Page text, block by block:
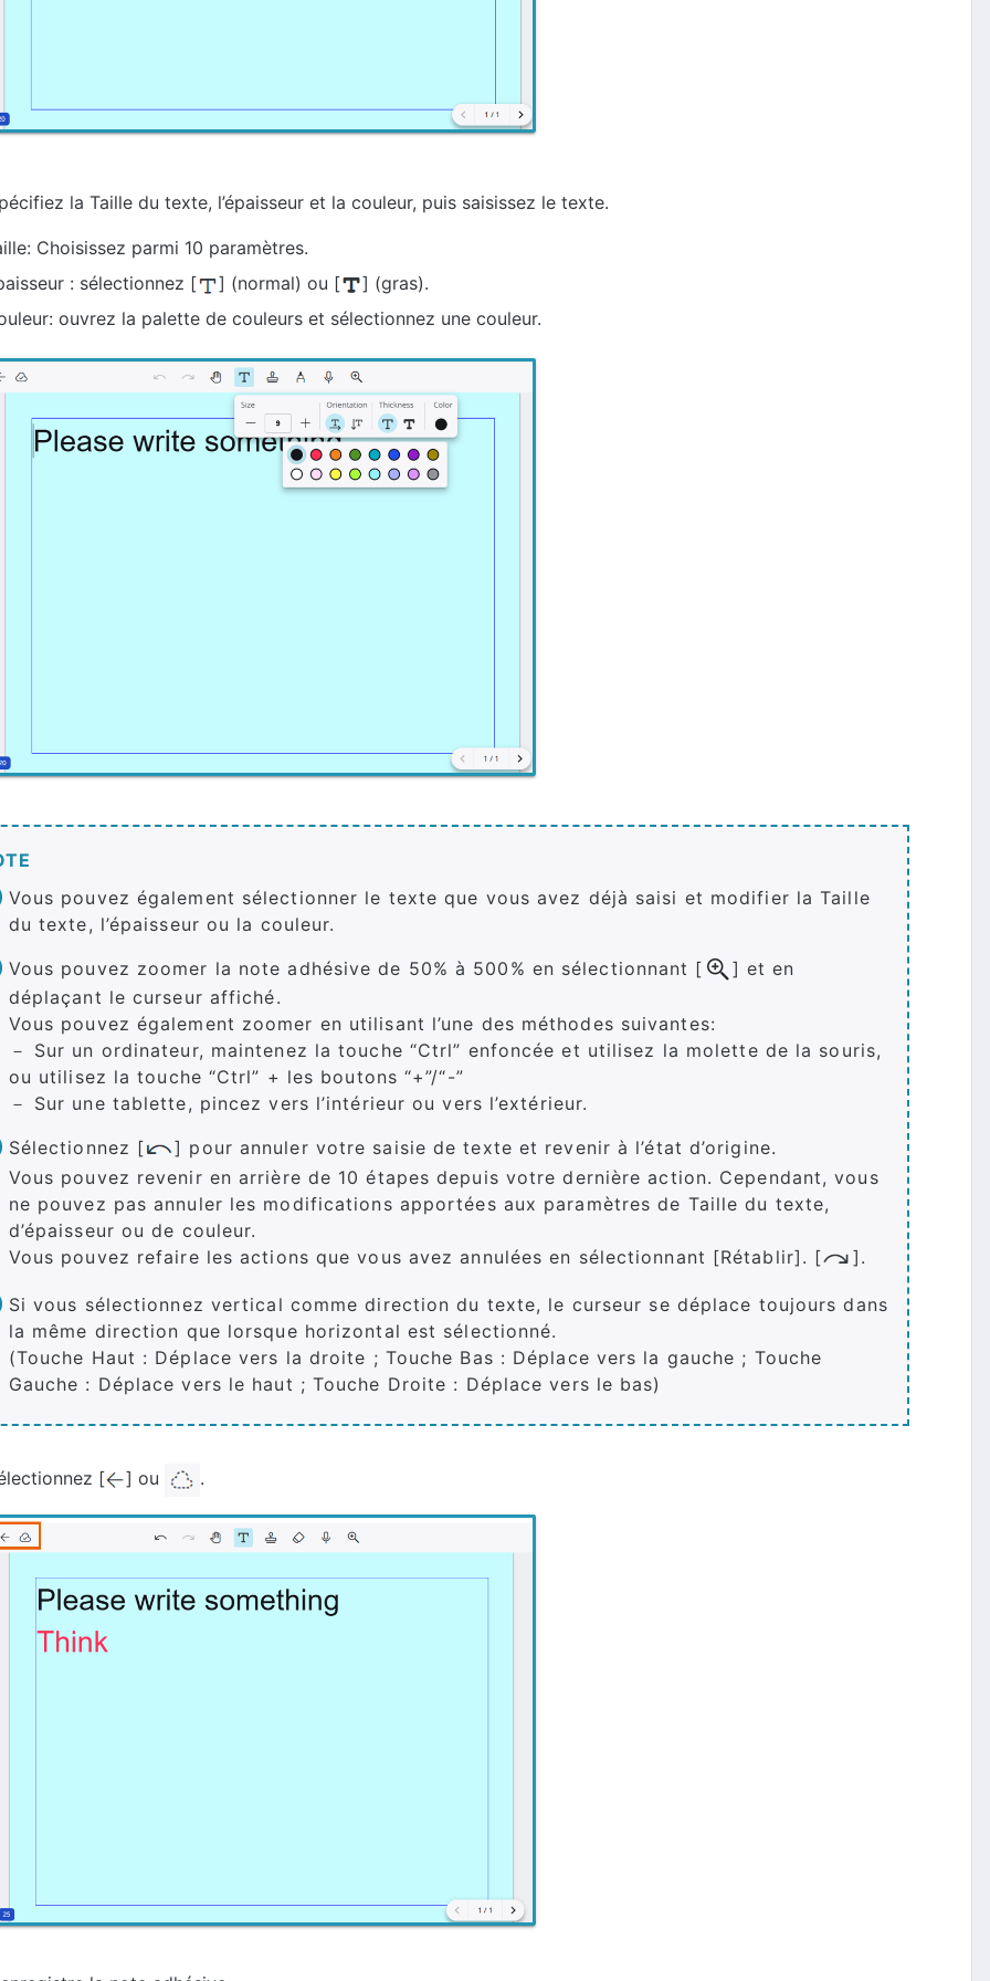
la Taille du texte, l’épaisseur et la couleur, puis saisissez le texte.
Choisissez parmi 10 paramètres.
: sélectionnez [
] (normal) ou [
] (gras).
ouvrez la palette de couleurs et sélectionnez une couleur.
Vous pouvez également sélectionner le texte que vous avez déjà saisi et modifier la Taille
du texte, l’épaisseur ou la couleur.
Vous pouvez zoomer la note adhésive de 50% à 500% en sélectionnant [
] et en
déplaçant le curseur affiché.
Vous pouvez également zoomer en utilisant l’une des méthodes suivantes:
－ Sur un ordinateur, maintenez la touche “Ctrl” enfoncée et utilisez la molette de la souris,
ou utilisez la touche “Ctrl” + les boutons “+”/“-”
－ Sur une tablette, pincez vers l’intérieur ou vers l’extérieur.
Sélectionnez [
] pour annuler votre saisie de texte et revenir à l’état d’origine.
Vous pouvez revenir en arrière de 10 étapes depuis votre dernière action. Cependant, vous
ne pouvez pas annuler les modifications apportées aux paramètres de Taille du texte,
d’épaisseur ou de couleur.
Vous pouvez refaire les actions que vous avez annulées en sélectionnant [Rétablir]. [
].
Si vous sélectionnez vertical comme direction du texte, le curseur se déplace toujours dans
la même direction que lorsque horizontal est sélectionné.
(Touche Haut : Déplace vers la droite ; Touche Bas : Déplace vers la gauche ; Touche
Gauche : Déplace vers le haut ; Touche Droite : Déplace vers le bas)
[ ] ou .